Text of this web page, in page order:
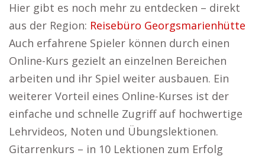
Hier gibt es noch mehr zu entdecken – direkt
aus der Region: Reisebüro Georgsmarienhütte
Auch erfahrene Spieler können durch einen
Online-Kurs gezielt an einzelnen Bereichen
arbeiten und ihr Spiel weiter ausbauen. Ein
weiterer Vorteil eines Online-Kurses ist der
einfache und schnelle Zugriff auf hochwertige
Lehrvideos, Noten und Übungslektionen.
Gitarrenkurs – in 10 Lektionen zum Erfolg